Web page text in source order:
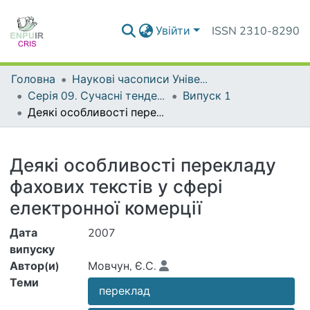
Увійти ISSN 2310-8290
Головна
Наукові часописи Університету
Серія 09. Сучасні тенденції розвитку мов
Випуск 1
Деякі особливості перекладу фахових текстів у сфері електронної комерції
Деякі особливості перекладу
фахових текстів у сфері
електронної комерції
Дата
випуску
2007
Автор(и)
Мовчун, Є.С.
Теми
переклад